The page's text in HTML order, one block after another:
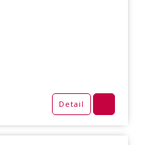
Detail